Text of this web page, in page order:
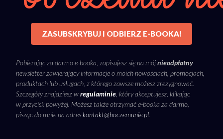
ZASUBSKRYBUJ I ODBIERZ E-BOOKA!
Pobierając za darmo e-booka, zapisujesz się na mójnieodpłatny
newsletter zawierający informacje o moich nowościach, promocjach,
produktach lub usługach, z którego zawsze możesz zrezygnować.
Szczegóły znajdziesz wregulaminie , który akceptujesz, klikając
w przycisk powyżej. Możesz także otrzymać e-booka za darmo,
pisząc do mnie na adreskontakt@boczemunie.pl